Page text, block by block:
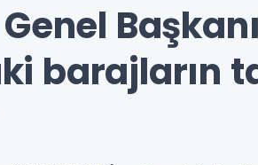
barajların